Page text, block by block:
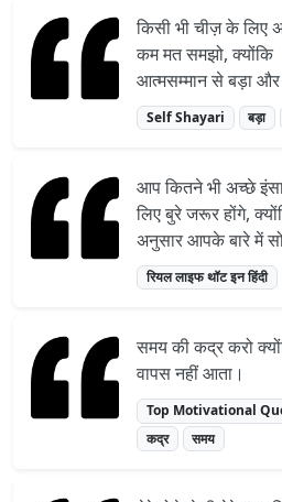
किसी भी चीज़ के लिए
कम मत समझो, क्योंकि
आत्मसम्मान से बड़ा
Self Shayari बड़ा
आप कितने भी अच्छे
लिए बुरे जरूर होंगे,
अनुसार आपके बारे में
रियल लाइफ थॉट इन हिंदी
समय की कद्र करो
वापस नहीं आता।
Top Motivational
कद्र
समय